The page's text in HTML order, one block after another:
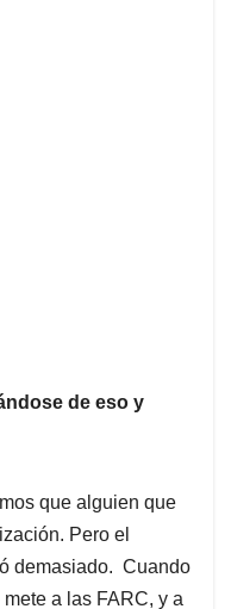
de eso y
que alguien que
Pero el
demasiado. Cuando
a las FARC, y a